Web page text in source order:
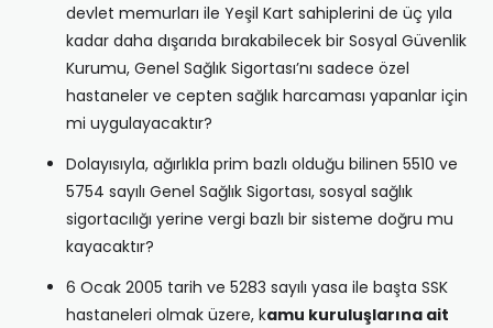
devlet memurları ile Yeşil Kart sahiplerini de üç yıla
kadar daha dışarıda bırakabilecek bir Sosyal Güvenlik
Kurumu, Genel Sağlık Sigortası’nı sadece özel
hastaneler ve cepten sağlık harcaması yapanlar için
mi uygulayacaktır?
Dolayısıyla, ağırlıkla prim bazlı olduğu bilinen 5510 ve
5754 sayılı Genel Sağlık Sigortası, sosyal sağlık
sigortacılığı yerine vergi bazlı bir sisteme doğru mu
kayacaktır?
6 Ocak 2005 tarih ve 5283 sayılı yasa ile başta SSK
hastaneleri olmak üzere, kamu kuruluşlarına ait